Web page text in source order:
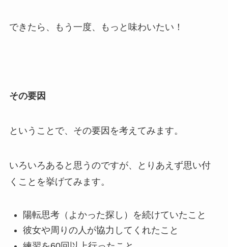
できたら、もう一度、もっと味わいたい！
その要因
ということで、その要因を考えてみます。
いろいろあると思うのですが、とりあえず思い付
くことを挙げてみます。
陽転思考（よかった探し）を続けていたこと
彼女や周りの人が協力してくれたこと